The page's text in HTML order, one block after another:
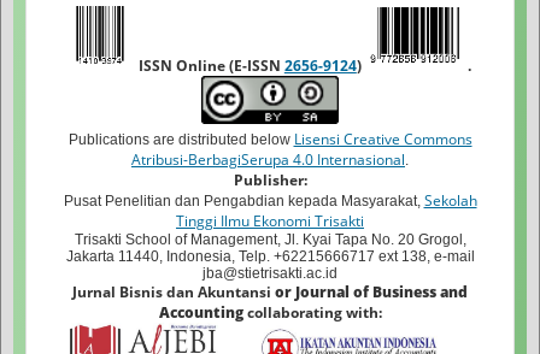
ISSN Online (E-ISSN 2656-9124) .
Publications are distributed below Lisensi Creative Commons
Atribusi-BerbagiSerupa 4.0 Internasional.
Publisher:
Pusat Penelitian dan Pengabdian kepada Masyarakat, Sekolah
Tinggi Ilmu Ekonomi Trisakti
Trisakti School of Management, Jl. Kyai Tapa No. 20 Grogol,
Jakarta 11440, Indonesia, Telp. +62215666717 ext 138, e-mail
jba@stietrisakti.ac.id
Jurnal Bisnis dan Akuntansi or Journal of Business and
Accountingcollaborating with: